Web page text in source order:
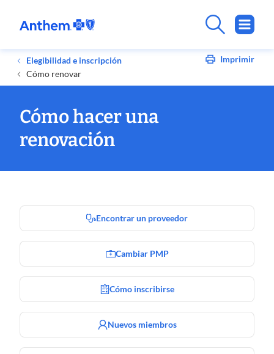
Elegibilidad e inscripción
Cómo renovar
Imprimir
Cómo hacer una
renovación
Encontrar un proveedor
Cambiar PMP
Cómo inscribirse
Nuevos miembros